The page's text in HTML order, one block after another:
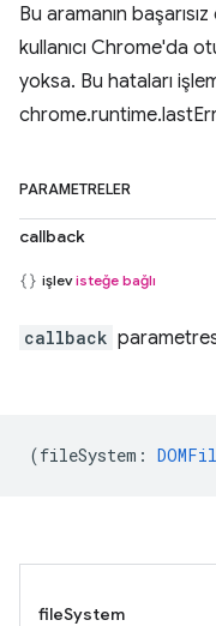
Bu aramanın
kullanıcı Chrome'da
yoksa. Bu hataları
PARAMETRELER
callback
işlevisteğe bağlı
callback
(fileSystem :
fileSystem